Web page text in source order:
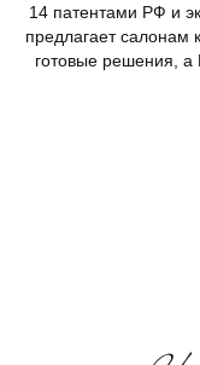
14 патентами РФ и
предлагает салонам
готовые решения,